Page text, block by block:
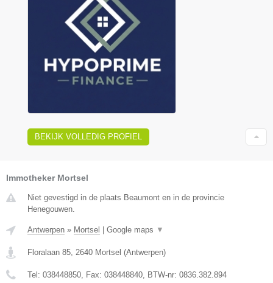
BEKIJK VOLLEDIG PROFIEL
Immotheker Mortsel
Niet gevestigd in de plaats Beaumont en in de provincie
Henegouwen.
Antwerpen » Mortsel Google maps ▼
Floralaan 85, 2640 Mortsel (Antwerpen)
Tel: 038448850, Fax: 038448840, BTW-nr: 0836.382.894